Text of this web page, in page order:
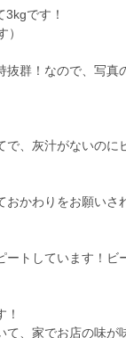
です！
）
群！なので、写真
、灰汁がないのに
かわりをお願いさ
トしています！ビ
、家でお店の味が